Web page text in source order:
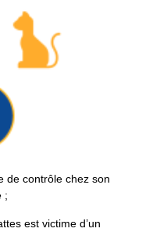
de contrôle chez son
;
est victime d’un